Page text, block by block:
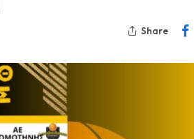
Share